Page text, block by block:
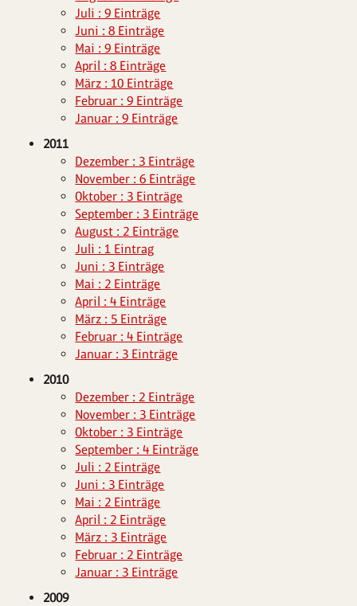
Juli : 9 Einträge
Juni : 8 Einträge
Mai : 9 Einträge
April : 8 Einträge
März : 10 Einträge
Februar : 9 Einträge
Januar : 9 Einträge
2011
Dezember : 3 Einträge
November : 6 Einträge
Oktober : 3 Einträge
September : 3 Einträge
August : 2 Einträge
Juli : 1 Eintrag
Juni : 3 Einträge
Mai : 2 Einträge
April : 4 Einträge
März : 5 Einträge
Februar : 4 Einträge
Januar : 3 Einträge
2010
Dezember : 2 Einträge
November : 3 Einträge
Oktober : 3 Einträge
September : 4 Einträge
Juli : 2 Einträge
Juni : 3 Einträge
Mai : 2 Einträge
April : 2 Einträge
März : 3 Einträge
Februar : 2 Einträge
Januar : 3 Einträge
2009